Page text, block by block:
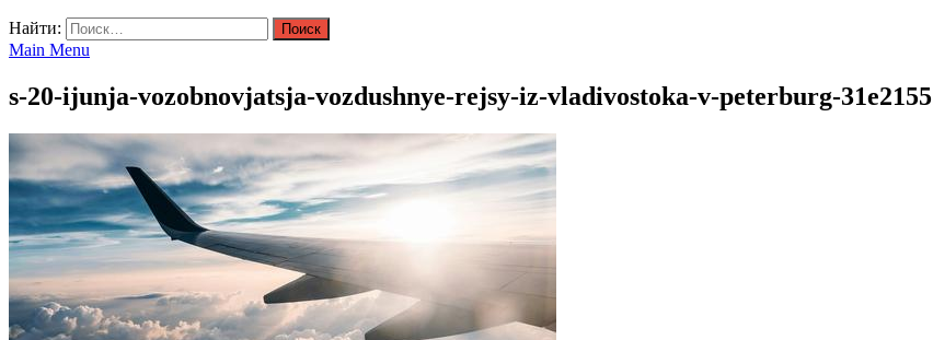
Найти:
Main Menu
s-20-ijunja-vozobnovjatsja-vozdushnye-rejsy-iz-vladivostoka-v-peterburg-31e2155